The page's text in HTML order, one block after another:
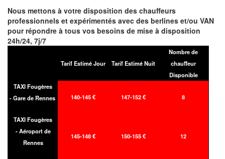
Nous mettons à votre disposition des chauffeurs
professionnels et expérimentés avec des berlines et/ou VAN
pour répondre à tous vos besoins de mise à disposition
24h/24, 7j/7
Tarif Estimé Jour Tarif Estimé Nuit
Nombre de
chauffeur
Disponible
TAXI Fougères
- Gare de Rennes
140-145 € 147-152 € 8
TAXI Fougères
- Aéroport de
Rennes
145-148 € 150-155 € 12